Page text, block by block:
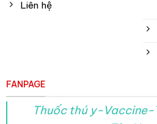
Liên hệ
FANPAGE
Thuốc thú y-Vaccine-